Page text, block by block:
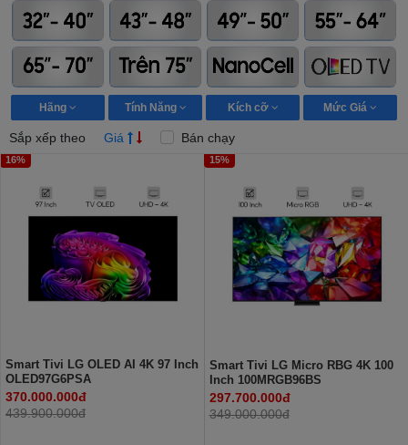
Hãng Tính Năng Kích cỡ Mức Giá
Sắp xếp theo Giá Bán chạy
16%
Smart Tivi LG OLED AI 4K 97 Inch
OLED97G6PSA
370.000.000đ
439.900.000đ
15%
Smart Tivi LG Micro RBG 4K 100
Inch 100MRGB96BS
297.700.000đ
349.000.000đ